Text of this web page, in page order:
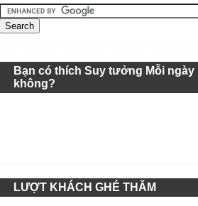
Bạn có thích Suy tưởng Mỗi ngày
không?
LƯỢT KHÁCH GHÉ THĂM